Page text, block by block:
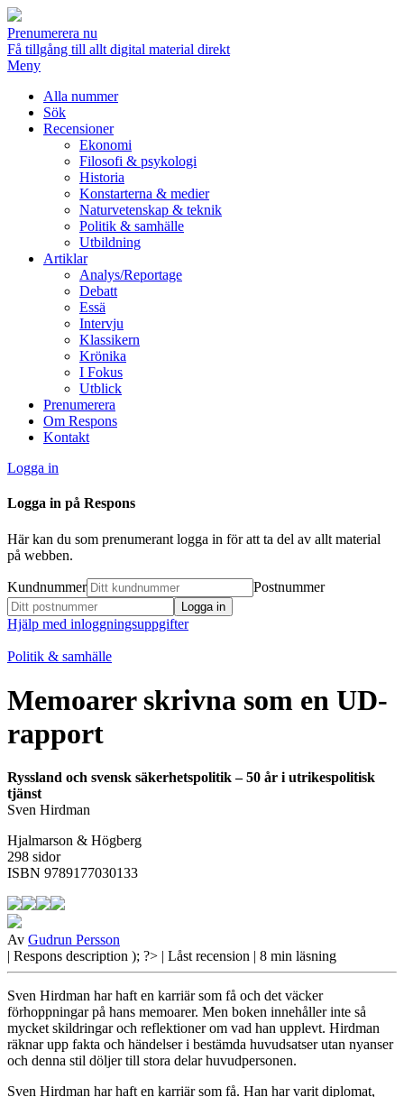
Prenumerera nu
Få tillgång till allt digital material direkt
Meny
Alla nummer
Sök
Recensioner
Ekonomi
Filosofi & psykologi
Historia
Konstarterna & medier
Naturvetenskap & teknik
Politik & samhälle
Utbildning
Artiklar
Analys/Reportage
Debatt
Essä
Intervju
Klassikern
Krönika
I Fokus
Utblick
Prenumerera
Om Respons
Kontakt
Logga in
Logga in på Respons
Här kan du som prenumerant logga in för att ta del av allt material
på webben.
Kundnummer Postnummer
Hjälp med inloggningsuppgifter
Politik & samhälle
Memoarer skrivna som en UD-
rapport
Ryssland och svensk säkerhetspolitik – 50 år i utrikespolitisk
tjänst
Sven Hirdman
Hjalmarson & Högberg
298 sidor
ISBN 9789177030133
Av Gudrun Persson
| Respons description ); ?> | Låst recension | 8 min läsning
Sven Hirdman har haft en karriär som få och det väcker
förhoppningar på hans memoarer. Men boken innehåller inte så
mycket skildringar och reflektioner om vad han upplevt. Hirdman
räknar upp fakta och händelser i bestämda huvudsatser utan nyanser
och denna stil döljer till stora delar huvudpersonen.
Sven Hirdman harhaft en karriär som få. Han har varit diplomat,